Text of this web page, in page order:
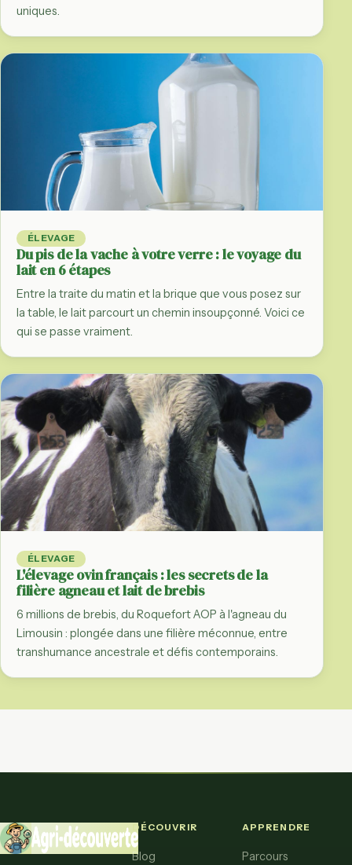
uniques.
ÉLEVAGE
Du pis de la vache à votre verre : le voyage du
lait en 6 étapes
Entre la traite du matin et la brique que vous posez sur
la table, le lait parcourt un chemin insoupçonné. Voici ce
qui se passe vraiment.
ÉLEVAGE
L'élevage ovin français : les secrets de la
filière agneau et lait de brebis
6 millions de brebis, du Roquefort AOP à l'agneau du
Limousin : plongée dans une filière méconnue, entre
transhumance ancestrale et défis contemporains.
DÉCOUVRIR
Blog
APPRENDRE
Parcours